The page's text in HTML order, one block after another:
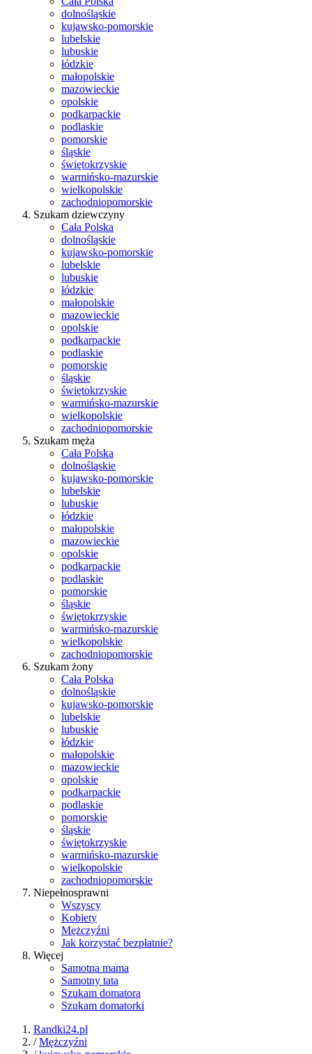
dolnośląskie
kujawsko-pomorskie
lubelskie
lubuskie
łódzkie
małopolskie
mazowieckie
opolskie
podkarpackie
podlaskie
pomorskie
śląskie
świętokrzyskie
warmińsko-mazurskie
wielkopolskie
zachodniopomorskie
Szukam dziewczyny
Cała Polska
dolnośląskie
kujawsko-pomorskie
lubelskie
lubuskie
łódzkie
małopolskie
mazowieckie
opolskie
podkarpackie
podlaskie
pomorskie
śląskie
świętokrzyskie
warmińsko-mazurskie
wielkopolskie
zachodniopomorskie
Szukam męża
Cała Polska
dolnośląskie
kujawsko-pomorskie
lubelskie
lubuskie
łódzkie
małopolskie
mazowieckie
opolskie
podkarpackie
podlaskie
pomorskie
śląskie
świętokrzyskie
warmińsko-mazurskie
wielkopolskie
zachodniopomorskie
Szukam żony
Cała Polska
dolnośląskie
kujawsko-pomorskie
lubelskie
lubuskie
łódzkie
małopolskie
mazowieckie
opolskie
podkarpackie
podlaskie
pomorskie
śląskie
świętokrzyskie
warmińsko-mazurskie
wielkopolskie
zachodniopomorskie
Niepełnosprawni
Wszyscy
Kobiety
Mężczyźni
Jak korzystać bezpłatnie?
Więcej
Samotna mama
Samotny tata
Szukam domatora
Szukam domatorki
Randki24.pl
/Mężczyźni